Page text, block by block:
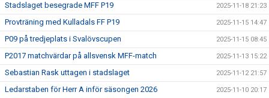
Stadslaget besegrade MFF P19 2025-11-18 21:23
Provträning med Kulladals FF P19 2025-11-15 14:47
P09 på tredjeplats i Svalövscupen 2025-11-15 08:45
P2017 matchvärdar på allsvensk MFF-match 2025-11-13 15:22
Sebastian Rask uttagen i stadslaget 2025-11-12 21:57
Ledarstaben för Herr A inför säsongen 2026 2025-11-10 20:17